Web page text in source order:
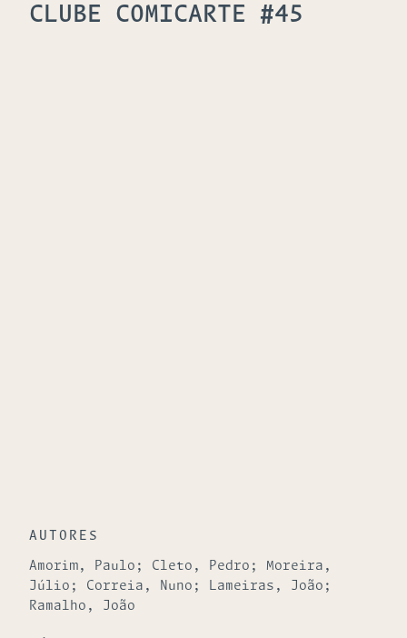
CLUBE COMICARTE #45
AUTORES
Amorim, Paulo; Cleto, Pedro; Moreira,
Júlio; Correia, Nuno; Lameiras, João;
Ramalho, João